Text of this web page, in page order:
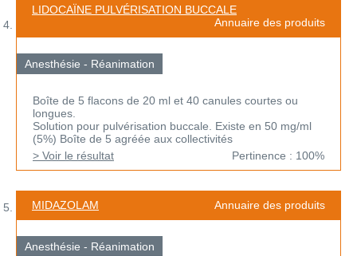
LIDOCAÏNE PULVÉRISATION BUCCALE
Annuaire des produits
Anesthésie - Réanimation
Boîte de 5 flacons de 20 ml et 40 canules courtes ou
longues.
Solution pour pulvérisation buccale. Existe en 50 mg/ml
(5%) Boîte de 5 agréée aux collectivités
> Voir le résultat
Pertinence : 100%
MIDAZOLAM Annuaire des produits
Anesthésie - Réanimation